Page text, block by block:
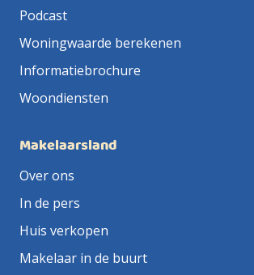
Podcast
Woningwaarde berekenen
Informatiebrochure
Woondiensten
Makelaarsland
Over ons
In de pers
Huis verkopen
Makelaar in de buurt